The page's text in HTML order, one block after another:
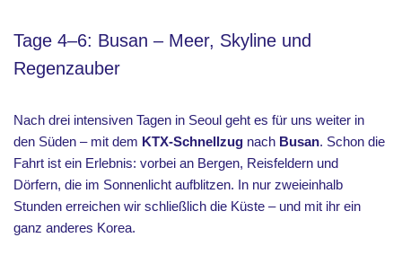
Tage 4–6: Busan – Meer, Skyline und
Regenzauber
Nach drei intensiven Tagen in Seoul geht es für uns weiter in
den Süden – mit dem KTX-Schnellzug nach Busan. Schon die
Fahrt ist ein Erlebnis: vorbei an Bergen, Reisfeldern und
Dörfern, die im Sonnenlicht aufblitzen. In nur zweieinhalb
Stunden erreichen wir schließlich die Küste – und mit ihr ein
ganz anderes Korea.